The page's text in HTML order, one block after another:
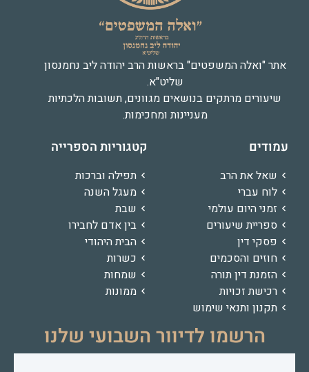
אתר "ואלה המשפטים" בראשות הרב יהודה ליב נחמנסון
שליט"א.
שיעורים מרתקים בנושאים מגוונים, תשובות הלכתיות
מעניינות ומחכימות.
עמודים
שאל את הרב
לוח עברי
זמני היום עולמי
ספריית שיעורים
פסקי דין
חוזים והסכמים
הזמנת דין תורה
רכישת זכויות
תקנון ותנאי שימוש
קטגוריות הספרייה
תפילה וברכות
מעגל השנה
שבת
בין אדם לחבירו
הבית היהודי
כשרות
שמחות
ממונות
הרשמו לדיוור השבועי שלנו